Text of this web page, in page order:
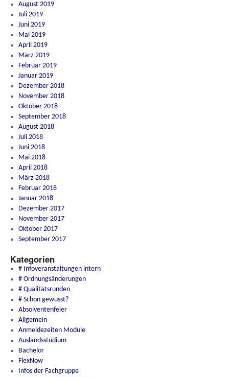
August 2019
Juli 2019
Juni 2019
Mai 2019
April 2019
März 2019
Februar 2019
Januar 2019
Dezember 2018
November 2018
Oktober 2018
September 2018
August 2018
Juli 2018
Juni 2018
Mai 2018
April 2018
März 2018
Februar 2018
Januar 2018
Dezember 2017
November 2017
Oktober 2017
September 2017
Kategorien
# Infoveranstaltungen intern
# Ordnungsänderungen
# Qualitätsrunden
# Schon gewusst?
Absolventenfeier
Allgemein
Anmeldezeiten Module
Auslandsstudium
Bachelor
FlexNow
Infos der Fachgruppe